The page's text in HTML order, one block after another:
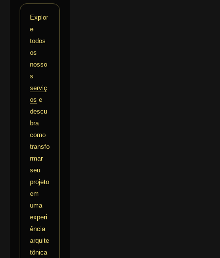
Explor
e
todos
os
nosso
s
serviç
os e
descu
bra
como
transfo
rmar
seu
projeto
em
uma
experi
ência
arquite
tônica